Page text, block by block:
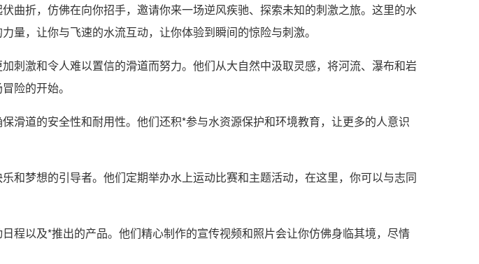
曲折，仿佛在向你招手，邀请你来一场逆风疾驰、探索未知的刺激之旅。这里的水
量，让你与飞速的水流互动，让你体验到瞬间的惊险与刺激。
刺激和令人难以置信的滑道而努力。他们从大自然中汲取灵感，将河流、瀑布和岩
险的开始。
滑道的安全性和耐用性。他们还积*参与水资源保护和环境教育，让更多的人意识
和梦想的引导者。他们定期举办水上运动比赛和主题活动，在这里，你可以与志同
程以及*推出的产品。他们精心制作的宣传视频和照片会让你仿佛身临其境，尽情